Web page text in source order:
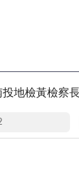
投地檢黃檢察